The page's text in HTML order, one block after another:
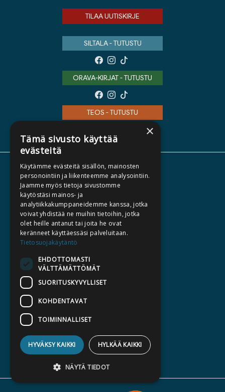
TILAA UUTISKIRJE
SILTALA - TUTUSTU
ORAVA-KIRJAT - TUTUSTU
TEOS - TUTUSTU
TIETOA MEISTÄ
TEKIJÄT
KATALOGIT
AJANKOHTAISTA
HALUATKO KIRJAILIJAKSI
KIRJA TILAUSTYÖNÄ
MEDIALLE
LASKUTUSOSOITTEET
ENNAKKOTILATTAVAT
LAHJAKORTTI
×
Tämä sivusto käyttää
evästeitä
Käytämme evästeitä sisällön, mainosten
personointiin ja liikenteemme analysointiin.
Jaamme myös tietoja sivustomme
käytöstäsi mainos- ja
analytiikkakumppaneidemme kanssa, jotka
voivat yhdistää ne muihin tietoihin, jotka
olet heille antanut tai joita he ovat
keränneet käyttäessäsi palveluitaan.
Tietosuojakäytäntö
EHDOTTOMASTI
VÄLTTÄMÄTTÖMÄT
SUORITUSKYVYLLISET
KOHDENTAVAT
TOIMINNALLISET
HYVÄKSY KAIKKI HYLKÄÄ KAIKKI
NÄYTÄ TIEDOT